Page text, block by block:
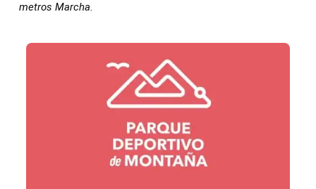
metros Marcha.